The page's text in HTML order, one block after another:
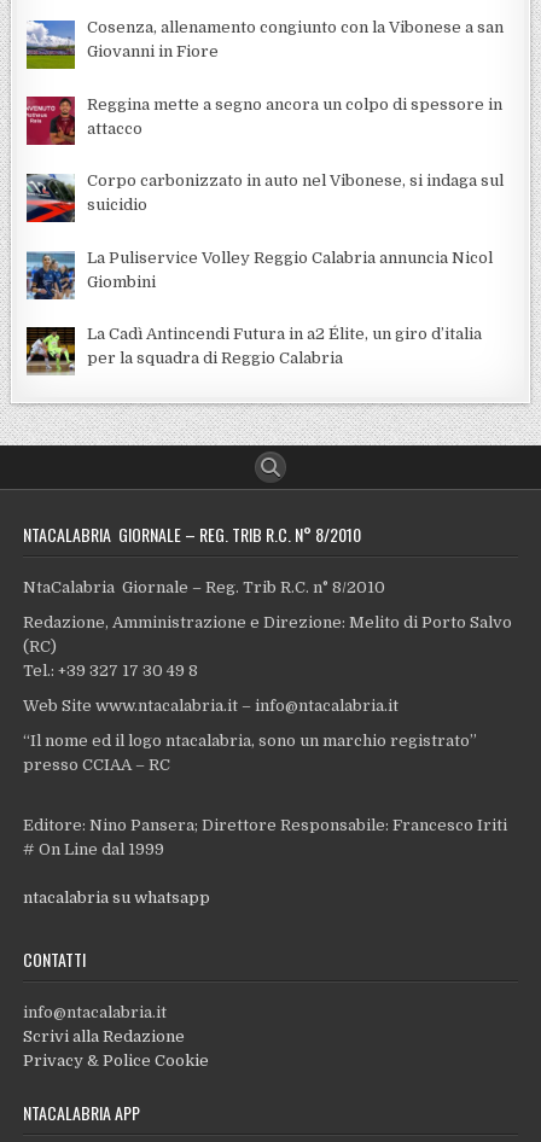
Cosenza, allenamento congiunto con la Vibonese a san
Giovanni in Fiore
Reggina mette a segno ancora un colpo di spessore in
attacco
Corpo carbonizzato in auto nel Vibonese, si indaga sul
suicidio
La Puliservice Volley Reggio Calabria annuncia Nicol
Giombini
La Cadì Antincendi Futura in a2 Élite, un giro d’italia
per la squadra di Reggio Calabria
NTACALABRIA GIORNALE – REG. TRIB R.C. N° 8/2010
NtaCalabria Giornale – Reg. Trib R.C. n° 8/2010
Redazione, Amministrazione e Direzione: Melito di Porto Salvo
(RC)
Tel.: +39 327 17 30 49 8
Web Site www.ntacalabria.it – info@ntacalabria.it
“Il nome ed il logo ntacalabria, sono un marchio registrato”
presso CCIAA – RC
Editore: Nino Pansera; Direttore Responsabile: Francesco Iriti
# On Line dal 1999
ntacalabria su whatsapp
CONTATTI
info@ntacalabria.it
Scrivi alla Redazione
Privacy & Police Cookie
NTACALABRIA APP